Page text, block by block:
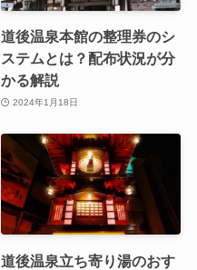
道後温泉本館の整理券のシ
ステムとは？配布状況が分
かる解説
2024年1月18日
道後温泉立ち寄り湯のおす